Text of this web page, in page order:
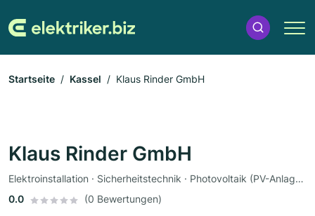
Startseite Kassel Klaus Rinder GmbH
Klaus Rinder GmbH
Elektroinstallation · Sicherheitstechnik · Photovoltaik (PV-Anlagen) · Solar und Photovoltaik · Solaranlagen · Elektriker
0.0
(0 Bewertungen)